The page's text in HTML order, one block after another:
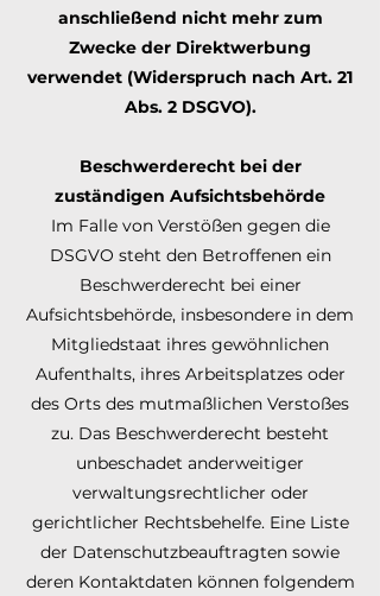
anschließend nicht mehr zum
Zwecke der Direktwerbung
verwendet (Widerspruch nach Art. 21
Abs. 2 DSGVO).
Beschwerderecht bei der
zuständigen Aufsichtsbehörde
Im Falle von Verstößen gegen die
DSGVO steht den Betroffenen ein
Beschwerderecht bei einer
Aufsichtsbehörde, insbesondere in dem
Mitgliedstaat ihres gewöhnlichen
Aufenthalts, ihres Arbeitsplatzes oder
des Orts des mutmaßlichen Verstoßes
zu. Das Beschwerderecht besteht
unbeschadet anderweitiger
verwaltungsrechtlicher oder
gerichtlicher Rechtsbehelfe. Eine Liste
der Datenschutzbeauftragten sowie
deren Kontaktdaten können folgendem